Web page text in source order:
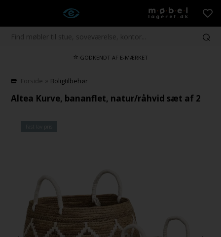
⭐ GODKENDT AF E-MÆRKET
Forside » Boligtilbehør
Altea Kurve, bananflet, natur/råhvid sæt af 2